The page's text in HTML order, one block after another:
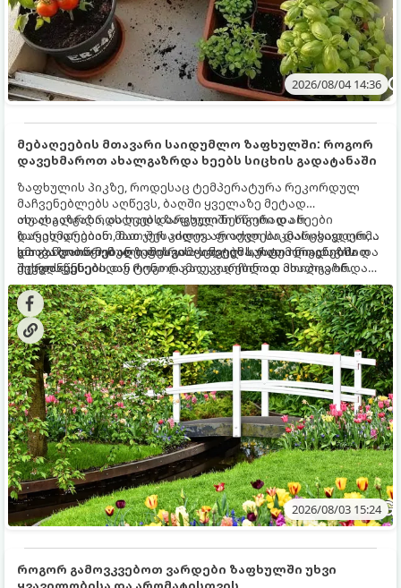
2026/08/04 14:36
მებაღეების მთავარი საიდუმლო ზაფხულში: როგორ
დავეხმაროთ ახალგაზრდა ხეებს სიცხის გადატანაში
ზაფხულის პიკზე, როდესაც ტემპერატურა რეკორდულ
მაჩვენებლებს აღწევს, ბაღში ყველაზე მეტად
ახალგაზრდა, ახლად დარგული ნერგები და ხეები
ზარალდებიან. მათ ჯერ კიდევ არ აქვთ საკმარისად ღრმა
და განვითარებული ფესვთა სისტემა, რათა ნიადაგის
ქვედა ფენებიდან ტენი დამოუკიდებლად მოიპოვონ.
თუ ახალგაზრდა ხეებს ზაფხულში სწორად არ
დავეხმარებით, მათ შესაძლოა ფოთლები დასცვივდეთ,
ხმობა დაიწყონ ან ზამთრის ყინვებს სუსტი ორგანიზმით
შეხვდნენ.
გთავაზობთ მებაღეების გამოცდილ საიდუმლოებებსა და
ოქროს წესებს, თუ როგორ გადავარჩინოთ ახალგაზრდა
ხეები ზაფხულის სიცხეში:
2026/08/03 15:24
როგორ გამოვკვებოთ ვარდები ზაფხულში უხვი